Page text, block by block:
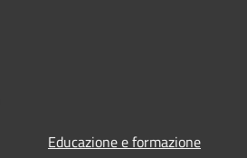
Educazione e formazione